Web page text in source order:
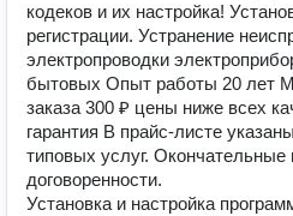
кодеков и их настройка!
регистрации. Устранение
электропроводки
бытовых Опыт работы 20 лет
заказа 300 ₽ цены ниже всех
гарантия В прайс-листе
типовых услуг.
договоренности.
Установка и настройка